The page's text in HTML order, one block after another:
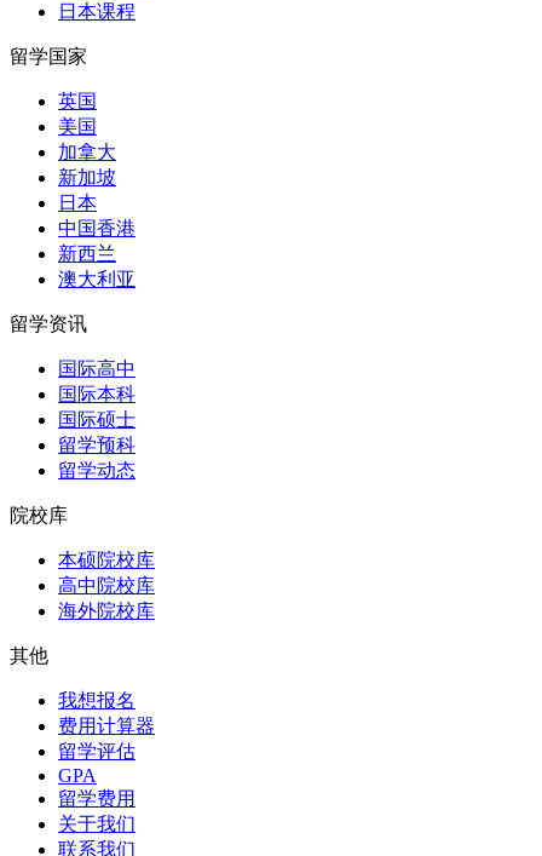
日本课程
留学国家
英国
美国
加拿大
新加坡
日本
中国香港
新西兰
澳大利亚
留学资讯
国际高中
国际本科
国际硕士
留学预科
留学动态
院校库
本硕院校库
高中院校库
海外院校库
其他
我想报名
费用计算器
留学评估
GPA
留学费用
关于我们
联系我们